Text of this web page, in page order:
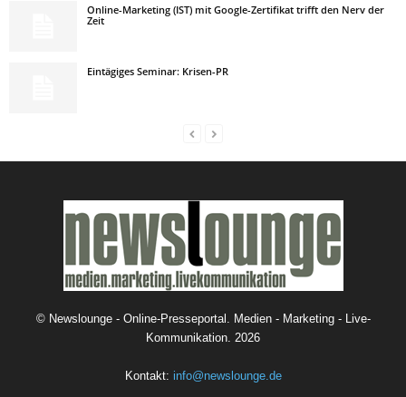
Online-Marketing (IST) mit Google-Zertifikat trifft den Nerv der
Zeit
Eintägiges Seminar: Krisen-PR
© Newslounge - Online-Presseportal. Medien - Marketing - Live-
Kommunikation. 2026
Kontakt: info@newslounge.de